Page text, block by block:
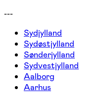
---
Sydjylland
Sydøstjylland
Sønderjylland
Sydvestjylland
Aalborg
Aarhus